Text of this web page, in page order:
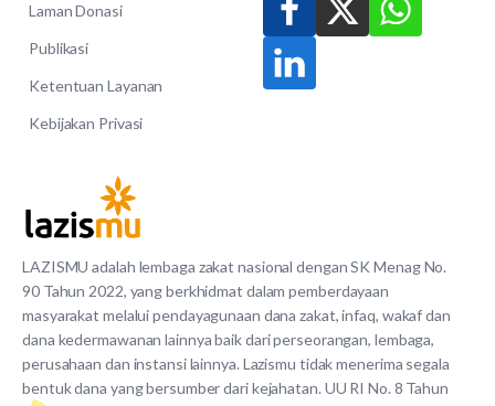
LAZISMU adalah lembaga zakat nasional dengan SK Menag No.
90 Tahun 2022, yang berkhidmat dalam pemberdayaan
masyarakat melalui pendayagunaan dana zakat, infaq, wakaf dan
dana kedermawanan lainnya baik dari perseorangan, lembaga,
perusahaan dan instansi lainnya. Lazismu tidak menerima segala
bentuk dana yang bersumber dari kejahatan. UU RI No. 8 Tahun
Laman Donasi
Publikasi
Ketentuan Layanan
Kebijakan Privasi